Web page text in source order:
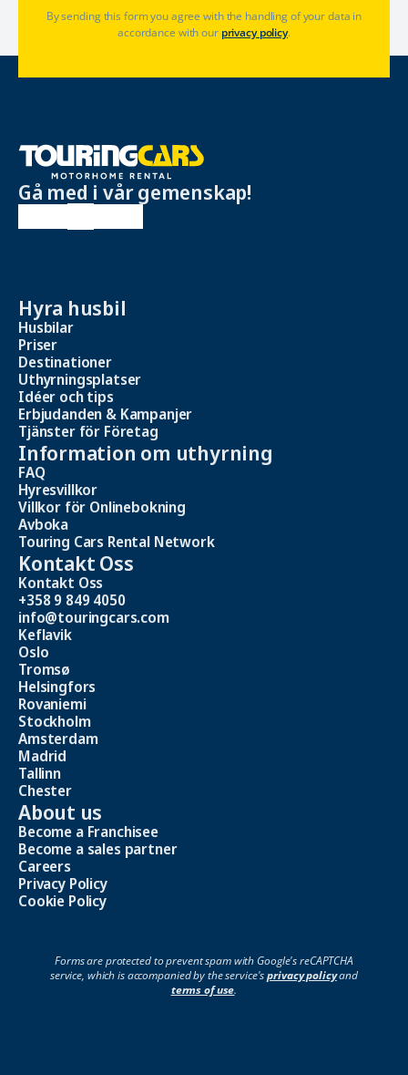
By sending this form you agree with the handling of your data in
accordance with our privacy policy.
Gå med i vår gemenskap!
Hyra husbil
Husbilar
Priser
Destinationer
Uthyrningsplatser
Idéer och tips
Erbjudanden & Kampanjer
Tjänster för Företag
Information om uthyrning
FAQ
Hyresvillkor
Villkor för Onlinebokning
Avboka
Touring Cars Rental Network
Kontakt Oss
Kontakt Oss
+358 9 849 4050
info@touringcars.com
Keflavik
Oslo
Tromsø
Helsingfors
Rovaniemi
Stockholm
Amsterdam
Madrid
Tallinn
Chester
About us
Become a Franchisee
Become a sales partner
Careers
Privacy Policy
Cookie Policy
Forms are protected to prevent spam with Google's reCAPTCHA
service, which is accompanied by the service'sprivacy policyand
terms of use.